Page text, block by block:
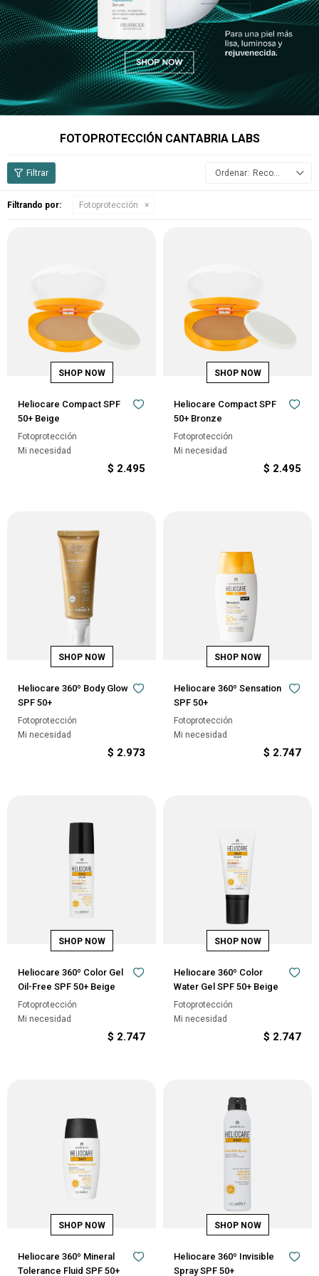
FOTOPROTECCIÓN CANTABRIA LABS
Recomendados
Filtrando por: Fotoprotección
Heliocare Compact SPF
50+ Beige
Fotoprotección
Mi necesidad
$ 2.495
Heliocare Compact SPF
50+ Bronze
Fotoprotección
Mi necesidad
$ 2.495
Heliocare 360º Body Glow
SPF 50+
Fotoprotección
Mi necesidad
$ 2.973
Heliocare 360º Sensation
SPF 50+
Fotoprotección
Mi necesidad
$ 2.747
Heliocare 360º Color Gel
Oil-Free SPF 50+ Beige
Fotoprotección
Mi necesidad
$ 2.747
Heliocare 360º Color
Water Gel SPF 50+ Beige
Fotoprotección
Mi necesidad
$ 2.747
Heliocare 360º Mineral
Tolerance Fluid SPF 50+
Heliocare 360º Invisible
Spray SPF 50+